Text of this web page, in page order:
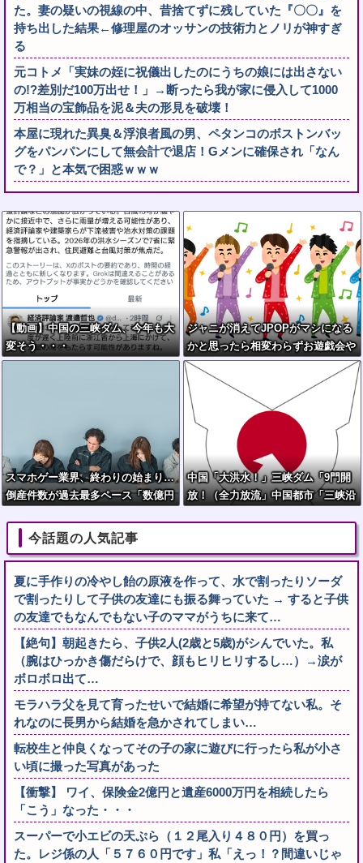
た。妻の疑いの視線の中、昔捨てずに残していた『〇〇』を
持ち出した結果←修理屋のオッサンの技術力とノリが神すぎ
る
元コトメ「実妹の姪に祝儀出したのにうちの娘には出さない
の!?差別だ100万出せ！」→断ったら我が家に侵入して1000
万相当の宝飾品を泥＆夫の形見を破壊！
本屋に現れた異臭＆浮浪者風の男、ペタンコのボストンバッ
グをパンパンにして無会計で退店！Gメンに確保され「なん
で？」と本気で困惑ｗｗｗ
【動画】中国の三峡ダム、今年も大
変そう・・・
ジャニが消えてJPOPがマシになる
かと思ったら相変わらずお遊戯会や
ってて笑う
スマホゲー業界、終わりの始まり…
倒産件数が過去最多ペース「数億円
中国「大洪水！」三峡ダム「9門開
放！（全力放流」中国都市「三峡沿
今話題の人気記事
夏に手作りの冷やし飴の原液を作って、水で割ったりソーダ
で割ったりして子供の友達にも振る舞っていた → すると子供
の友達でもなんでもない子のママがうちに来て…
【絶句】朝起きたら、子供2人(2歳と5歳)がシんでいた。私
（腕はひっかき傷だらけで、顔もヒリヒリするし…）→涙が
ボロボロ出て…
モラハラ父を見て育ったせいで結婚に希望が持てない私。そ
れなのに長男から結婚を急かされてしまい…
転校生と仲良くなってその子の家に遊びに行ったら私が小さ
い頃に撮った写真があった
【衝撃】 ワイ、保険金2億円と遺産6000万円を相続したら
「こう」なった・・・
スーパーで小エビの天ぷら（１２尾入り４８０円）を買っ
た。レジ係の人「５７６０円です」私「えっ！？間違いじゃ